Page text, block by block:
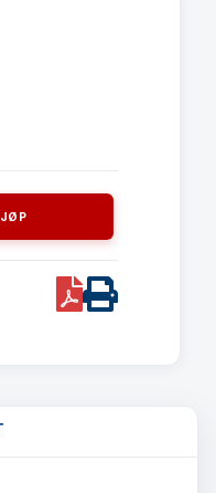
PDFPrint